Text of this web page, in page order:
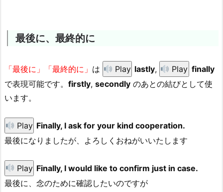
最後に、最終的に
「最後に」「最終的に」 は Play lastly, Play finally
で表現可能です。 firstly, secondly のあとの結びとして使
います。
Play Finally, I ask for your kind cooperation.
最後になりましたが、よろしくおねがいいたします
Play Finally, I would like to confirm just in case.
最後に、念のために確認したいのですが